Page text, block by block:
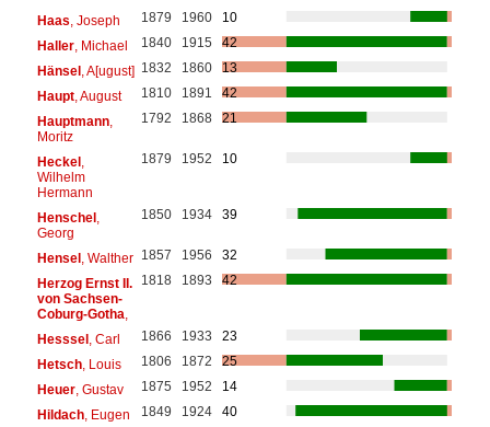
Haas , Joseph 1879 1960
10
Haller, Michael 1840 1915
42
Hänsel, A[ugust] 1832 1860
13
Haupt, August 1810 1891
42
Hauptmann,
Moritz
1792 1868 21
Heckel,
Wilhelm
Hermann
1879 1952 10
Henschel,
Georg
1850 1934 39
Hensel, Walther 1857 1956
32
Herzog Ernst II.
von Sachsen-
Coburg-Gotha
1818 1893 42
Hesssel, Carl 1866 1933
23
Hetsch, Louis 1806 1872
25
Heuer, Gustav 1875 1952
14
Hildach, Eugen 1849 1924
40